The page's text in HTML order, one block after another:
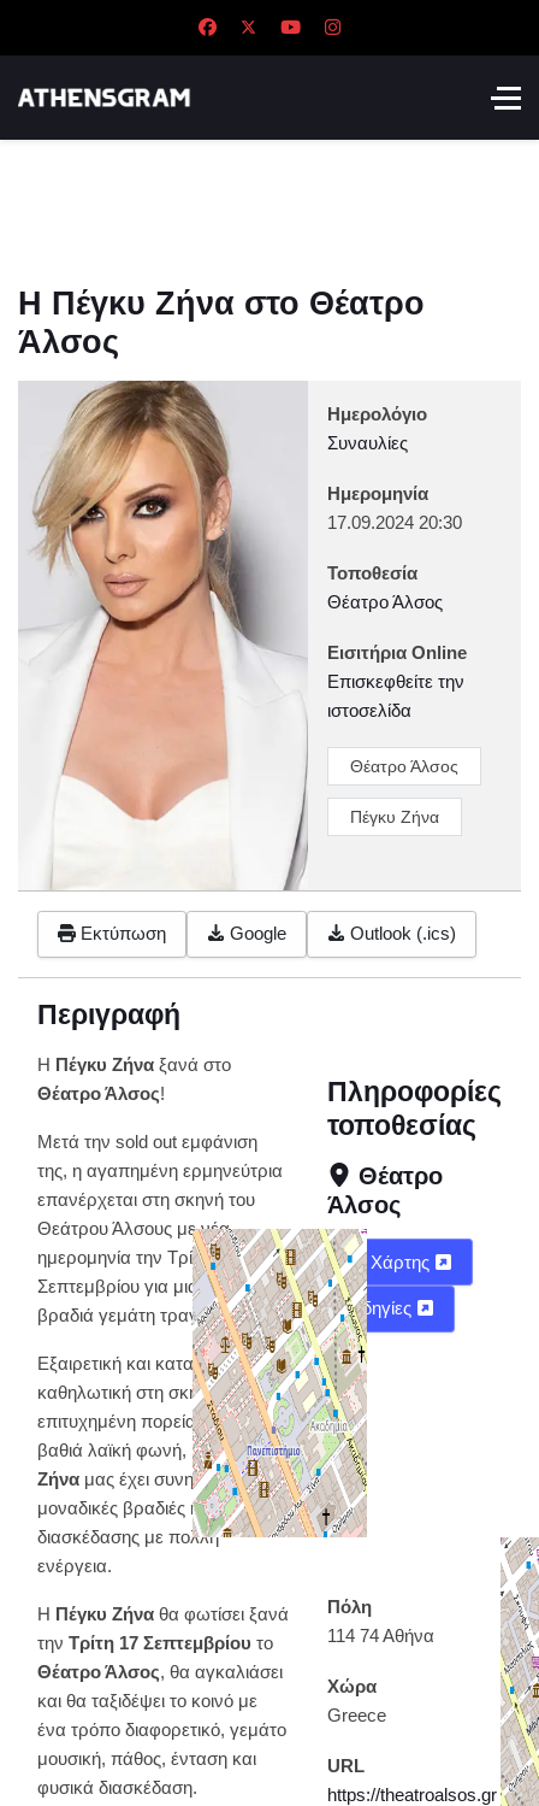
Η Πέγκυ Ζήνα στο Θέατρο
Άλσος
Ημερολόγιο
Συναυλίες
Ημερομηνία
17.09.2024 20:30
Τοποθεσία
Θέατρο Άλσος
Εισιτήρια Online
Επισκεφθείτε την
ιστοσελίδα
Θέατρο Άλσος
Πέγκυ Ζήνα
Εκτύπωση Google Outlook (.ics)
Περιγραφή
Η Πέγκυ Ζήνα ξανά στο
Θέατρο Άλσος!
Μετά την sold out εμφάνιση
της, η αγαπημένη ερμηνεύτρια
επανέρχεται στη σκηνή του
Θεάτρου Άλσους με νέα
ημερομηνία την Τρίτη 17
Σεπτεμβρίου για μια ακόμη
βραδιά γεμάτη τραγούδια!
Εξαιρετική και καταξιωμένη,
καθηλωτική στη σκηνή, με
επιτυχημένη πορεία και ατόφια,
βαθιά λαϊκή φωνή, ηΠέγκυ
Ζήνα μας έχει συνηθίσει σε
μοναδικές βραδιές καλής
διασκέδασης με πολλή
ενέργεια.
Η Πέγκυ Ζήνα θα φωτίσει ξανά
την Τρίτη 17 Σεπτεμβρίου το
Θέατρο Άλσος, θα αγκαλιάσει
και θα ταξιδέψει το κοινό με
ένα τρόπο διαφορετικό, γεμάτο
μουσική, πάθος, ένταση και
φυσικά διασκέδαση.
Πληροφορίες
τοποθεσίας
Θέατρο
Άλσος
Χάρτης
Οδηγίες
Πόλη
114 74 Αθήνα
Χώρα
Greece
URL
https://theatroalsos.gr